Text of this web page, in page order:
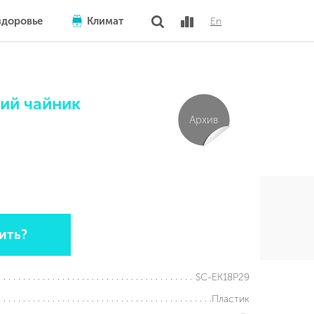
Климат En
чайник
Архив
SC-EK18P29
Пластик